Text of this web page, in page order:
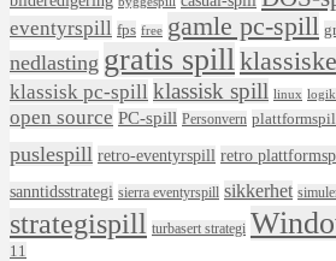
eventyrspill fps free gamle pc-spill
nedlasting gratis spill
klassisk pc-spill klassisk spill linux
open source PC-spill Personvern
puslespill retro-eventyrspill retro
sanntidsstrategi sierra eventyrspill sikkerhet
strategispill turbasert strategi
11